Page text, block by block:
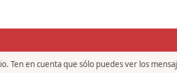
Ten en cuenta que sólo puedes ver los